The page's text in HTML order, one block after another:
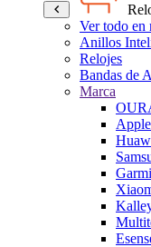
Ver todo en
Anillos
Relojes
Bandas de
Marca